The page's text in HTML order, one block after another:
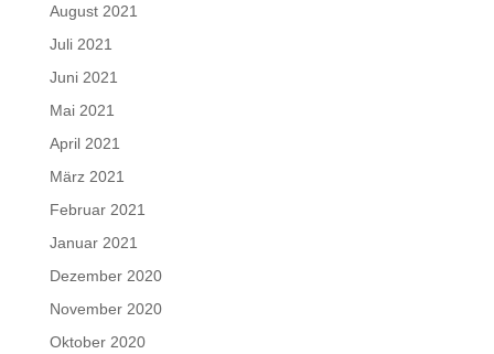
August 2021
Juli 2021
Juni 2021
Mai 2021
April 2021
März 2021
Februar 2021
Januar 2021
Dezember 2020
November 2020
Oktober 2020